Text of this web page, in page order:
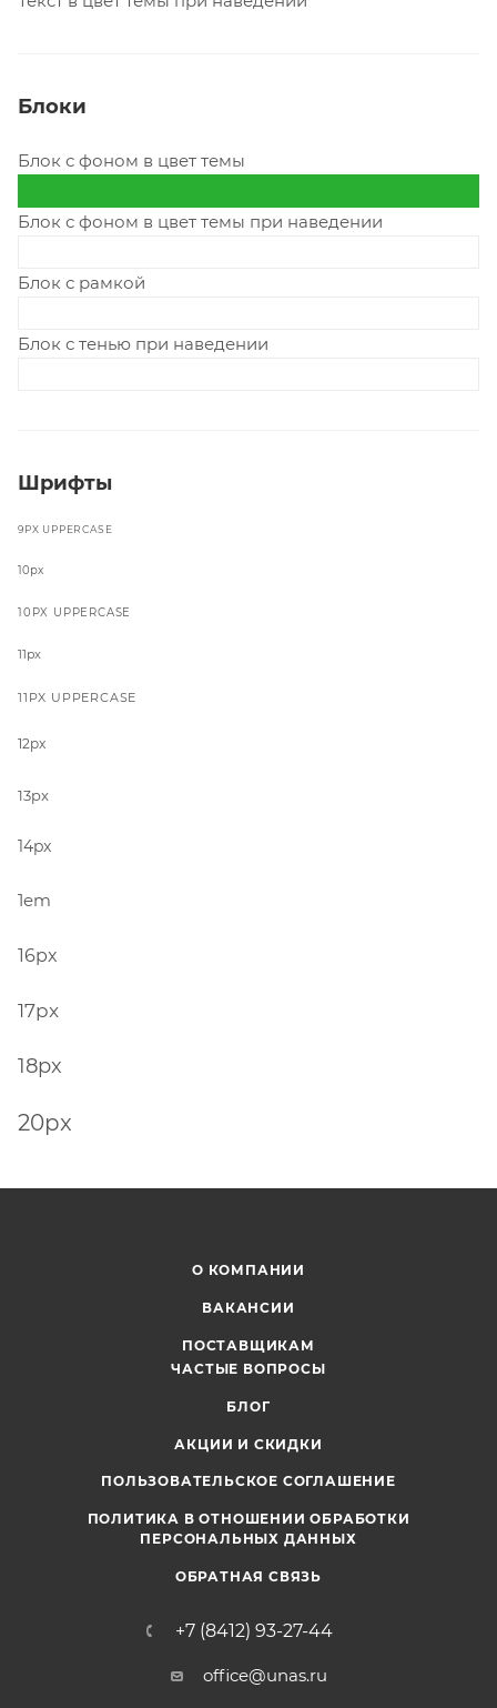
Блоки
Блок с фоном в цвет темы
Блок с фоном в цвет темы при наведении
Блок с рамкой
Блок с тенью при наведении
Шрифты
9PX UPPERCASE
10px
10PX UPPERCASE
11px
11PX UPPERCASE
12px
13px
14px
1em
16px
17px
18px
20px
О КОМПАНИИ
ВАКАНСИИ
ПОСТАВЩИКАМ
ЧАСТЫЕ ВОПРОСЫ
БЛОГ
АКЦИИ И СКИДКИ
ПОЛЬЗОВАТЕЛЬСКОЕ СОГЛАШЕНИЕ
ПОЛИТИКА В ОТНОШЕНИИ ОБРАБОТКИ
ПЕРСОНАЛЬНЫХ ДАННЫХ
ОБРАТНАЯ СВЯЗЬ
+7 (8412) 93-27-44
office@unas.ru